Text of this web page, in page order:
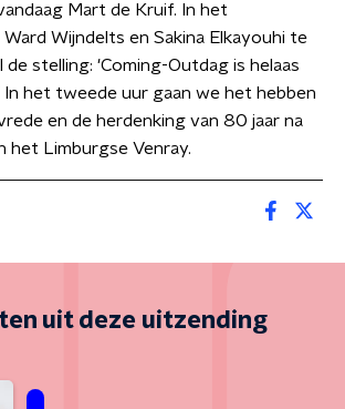
Mart de Kruif. In het
Wijndelts en Sakina Elkayouhi te
de stelling: 'Coming-Outdag is helaas
In het tweede uur gaan we het hebben
en de herdenking van 80 jaar na
het Limburgse Venray.
uit deze uitzending